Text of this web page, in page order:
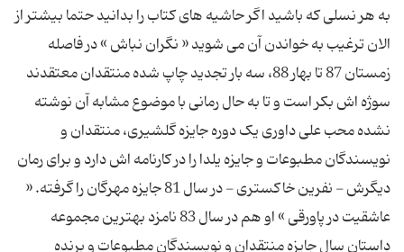
به هر نسلی که باشید اگر حاشیه های کتاب را بدانید حتما بیشتر از
الان ترغیب به خواندن آن می شوید « نگران نباش » در فاصله
زمستان 87 تا بهار 88، سه بار تجدید چاپ شده منتقدان معتقدند
سوژه اش بکر است و تا به حال رمانی با موضوع مشابه آن نوشته
نشده محب علی داوری یک دوره جایزه گلشیری، منتقدان و
نویسندگان مطبوعات و جایزه یلدا را در کارنامه اش دارد و برای رمان
دیگرش - نفرین خاکستری - در سال 81 جایزه مهرگان را گرفته. «
عاشقیت در پاورقی » او هم در سال 83 نامزد بهترین مجموعه
داستان سال جایزه منتقدان و نویسندگان مطبوعات و برنده